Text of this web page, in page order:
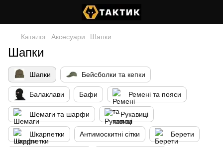
Каталог Аксесуари Шапки
Шапки
Шапки Бейсболки та кепки
Балаклави Бафи Ремені та пояси
Шемаги та шарфи Рукавиці
Шкарпетки Антимоскитні сітки Берети